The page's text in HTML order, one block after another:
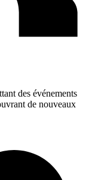
des événements
de nouveaux